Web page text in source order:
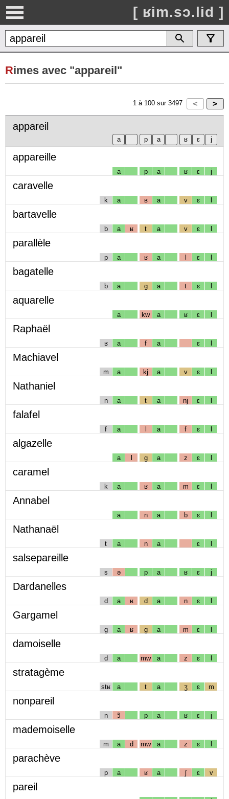
[ ʁim.sɔ.lid ]
Rimes avec "appareil"
1 à 100 sur 3497
appareil
appareille
a p a ʁ ɛ j
caravelle
k a ʁ a v ɛ l
bartavelle
b a ʁ t a v ɛ l
parallèle
p a ʁ a l ɛ l
bagatelle
b a g a t ɛ l
aquarelle
a kw a ʁ ɛ l
Raphaël
ʁ a f a ɛ l
Machiavel
m a kj a v ɛ l
Nathaniel
n a t a nj ɛ l
falafel
f a l a f ɛ l
algazelle
a l g a z ɛ l
caramel
k a ʁ a m ɛ l
Annabel
a n a b ɛ l
Nathanaël
t a n a ɛ l
salsepareille
s ə p a ʁ ɛ j
Dardanelles
d a ʁ d a n ɛ l
Gargamel
g a ʁ g a m ɛ l
damoiselle
d a mw a z ɛ l
stratagème
stʁ a t a ʒ ɛ m
nonpareil
n ɔ̃ p a ʁ ɛ j
mademoiselle
m a d mw a z ɛ l
parachève
p a ʁ a ʃ ɛ v
pareil